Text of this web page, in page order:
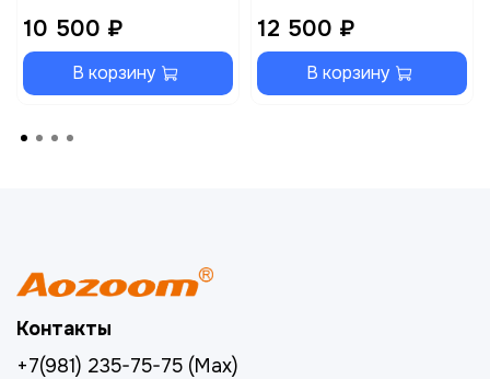
10 500 ₽
В корзину
12 500 ₽
В корзину
Контакты
+7(981) 235-75-75 (Max)